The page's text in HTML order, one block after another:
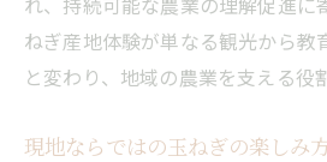
ねぎ産地体験が単なる観光から教
と変わり、地域の農業を支える役
現地ならではの玉ねぎの楽しみ